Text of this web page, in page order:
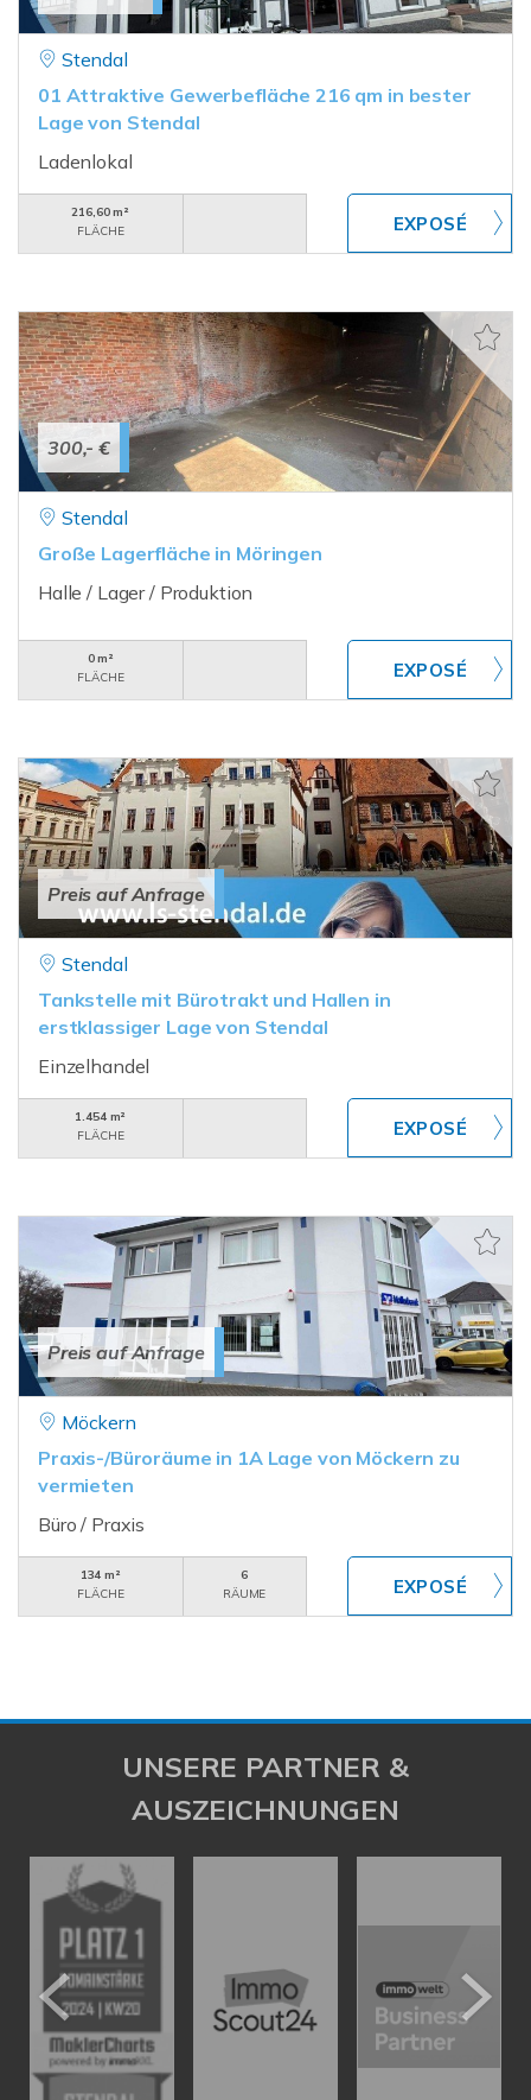
Stendal
01 Attraktive Gewerbefläche 216 qm in bester
Lage von Stendal
Ladenlokal
216,60 m²
FLÄCHE
300,- €
Stendal
Große Lagerfläche in Möringen
Halle / Lager / Produktion
0 m²
FLÄCHE
Preis auf Anfrage
Stendal
Tankstelle mit Bürotrakt und Hallen in
erstklassiger Lage von Stendal
Einzelhandel
1.454 m²
FLÄCHE
Preis auf Anfrage
Möckern
Praxis-/Büroräume in 1A Lage von Möckern zu
vermieten
Büro / Praxis
134 m²
FLÄCHE
6
RÄUME
UNSERE PARTNER &
AUSZEICHNUNGEN